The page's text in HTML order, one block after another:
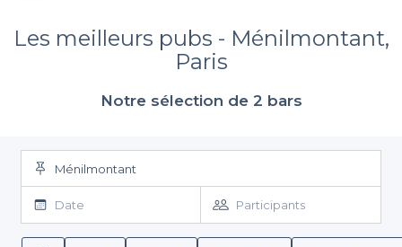
Les meilleurs pubs - Ménilmontant,
Paris
Notre sélection de 2 bars
Ménilmontant
Date Participants